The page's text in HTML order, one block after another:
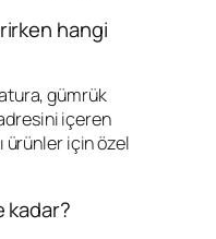
hangi
gümrük
içeren
ürünler için özel
kadar?